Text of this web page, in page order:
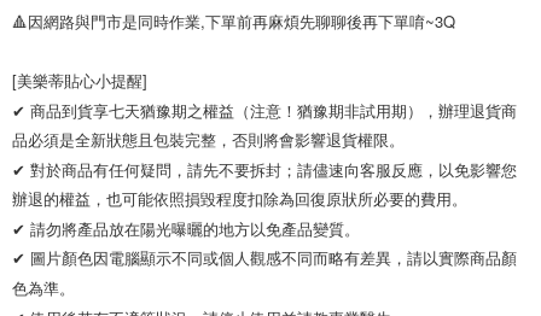
🔺因網路與門市是同時作業,下單前再麻煩先聊聊後再下單唷~3Q
[美樂蒂貼心小提醒]
✔ 商品到貨享七天猶豫期之權益（注意！猶豫期非試用期），辦理退貨商
品必須是全新狀態且包裝完整，否則將會影響退貨權限。
✔ 對於商品有任何疑問，請先不要拆封；請儘速向客服反應，以免影響您
辦退的權益，也可能依照損毀程度扣除為回復原狀所必要的費用。
✔ 請勿將產品放在陽光曝曬的地方以免產品變質。
✔ 圖片顏色因電腦顯示不同或個人觀感不同而略有差異，請以實際商品顏
色為準。